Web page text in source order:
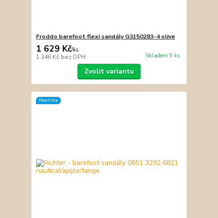
Froddo barefoot flexi sandály G3150283-4 olive
1 629 Kč/ks
1 346 Kč bez DPH Skladem 5 ks
Zvolit variantu
Novinka